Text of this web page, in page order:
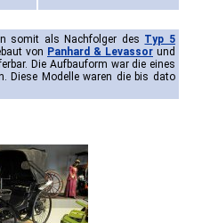
somit als Nachfolger des Typ 5
von Panhard & Levassor und
Die Aufbauform war die eines
Diese Modelle waren die bis dato